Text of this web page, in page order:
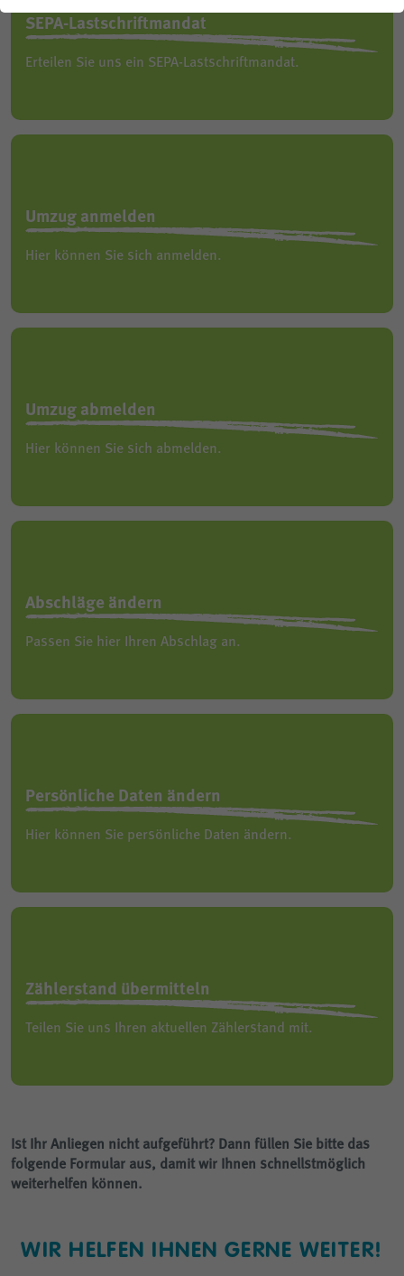
Planauskunft
SEPA-Lastschriftmandat
Erteilen Sie uns ein SEPA-Lastschriftmandat.
Umzug anmelden
Hier können Sie sich anmelden.
Umzug abmelden
Hier können Sie sich abmelden.
Abschläge ändern
Passen Sie hier Ihren Abschlag an.
Persönliche Daten ändern
Hier können Sie persönliche Daten ändern.
Zählerstand übermitteln
Teilen Sie uns Ihren aktuellen Zählerstand mit.
Ist Ihr Anliegen nicht aufgeführt? Dann füllen Sie bitte das
folgende Formular aus, damit wir Ihnen schnellstmöglich
weiterhelfen können.
WIR HELFEN IHNEN GERNE WEITER!